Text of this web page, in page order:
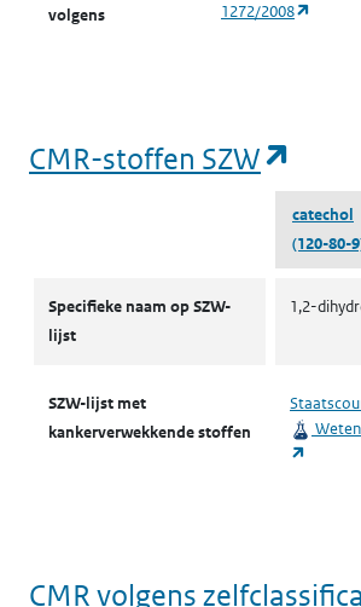
volgens
1272/2008
CMR-stoffen SZW
catechol
(120-80-
Specifieke naam op SZW-
lijst
1,2-
SZW-lijst met
kankerverwekkende stoffen
CMR volgens